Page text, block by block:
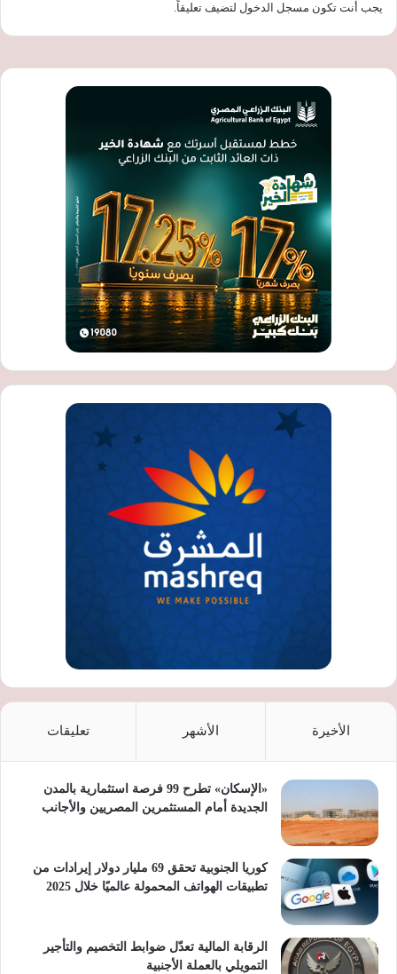
يجب أنت تكون مسجل الدخول لتضيف تعليقاً.
الأخيرة الأشهر تعليقات
«الإسكان» تطرح 99 فرصة استثمارية بالمدن
الجديدة أمام المستثمرين المصريين والأجانب
كوريا الجنوبية تحقق 69 مليار دولار إيرادات من
تطبيقات الهواتف المحمولة عالميًا خلال 2025
الرقابة المالية تعدّل ضوابط التخصيم والتأجير
التمويلي بالعملة الأجنبية